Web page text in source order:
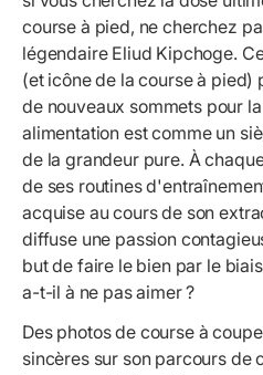
course à pied, ne cherchez
légendaire Eliud Kipchoge.
(et icône de la course à pied)
de nouveaux sommets pour
alimentation est comme un
de la grandeur pure. À
de ses routines
acquise au cours de son
diffuse une passion
but de faire le bien par le
a-t-il à ne pas aimer ?
Des photos de course à
sincères sur son parcours de